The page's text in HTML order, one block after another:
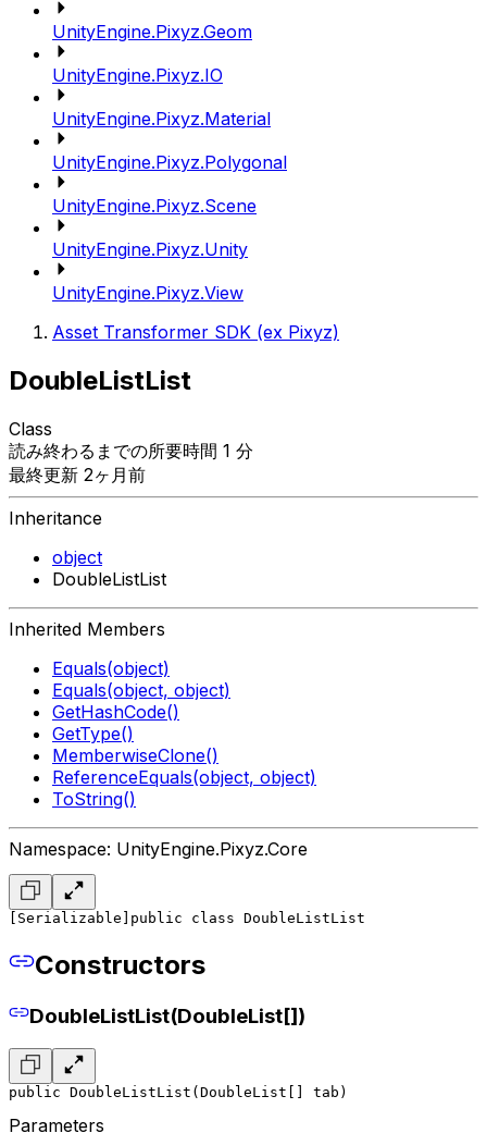
UnityEngine.Pixyz.Geom
UnityEngine.Pixyz.IO
UnityEngine.Pixyz.Material
UnityEngine.Pixyz.Polygonal
UnityEngine.Pixyz.Scene
UnityEngine.Pixyz.Unity
UnityEngine.Pixyz.View
Asset Transformer SDK (ex Pixyz)
DoubleListList
Class
読み終わるまでの所要時間 1 分
最終更新 2ヶ月前
Inheritance
object
DoubleListList
Inherited Members
Equals(object)
Equals(object, object)
GetHashCode()
GetType()
MemberwiseClone()
ReferenceEquals(object, object)
ToString()
Namespace: UnityEngine.Pixyz.Core
[Serializable] public class DoubleListList
Constructors
DoubleListList(DoubleList[])
public DoubleListList(DoubleList[] tab)
Parameters